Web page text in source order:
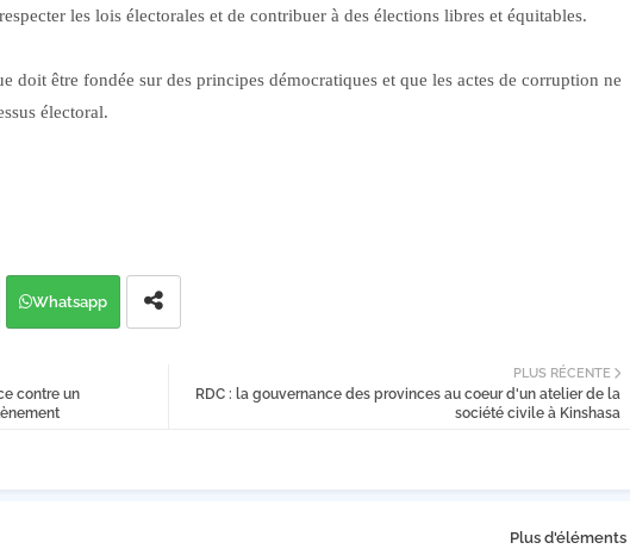
les lois électorales et de contribuer à des élections libres et équitables.
doit être fondée sur des principes démocratiques et que les actes de corruption ne
électoral.
Whatsapp
PLUS RÉCENTE
RDC : la gouvernance des provinces au coeur d'un atelier de la
société civile à Kinshasa
contre un
Plus d'éléments